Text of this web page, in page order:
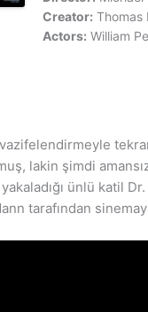
Creator: Thomas
Actors: William
lakin şimdi
ünlü katil
tarafından